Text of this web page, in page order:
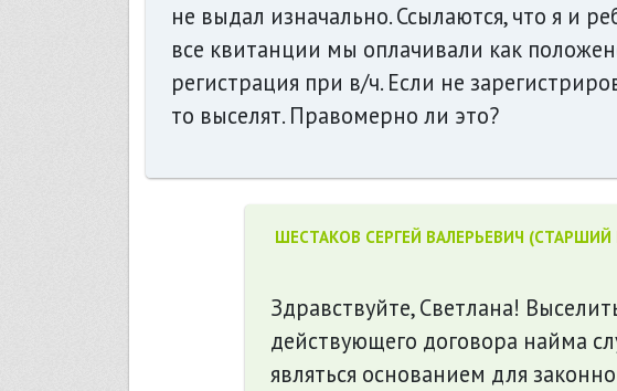
не выдал изначально. Ссылаются, что я и
все квитанции мы оплачивали как
регистрация при в/ч. Если не
то выселят. Правомерно ли это?
ШЕСТАКОВ СЕРГЕЙ ВАЛЕРЬЕВИЧ
Здравствуйте, Светлана!
действующего договора найма
являться основанием для